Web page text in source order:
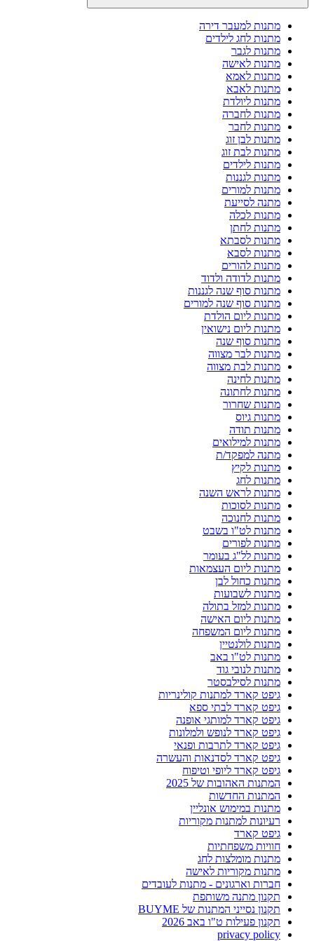
מתנות למעבר דירה
מתנות לחג לילדים
מתנות לגבר
מתנות לאישה
מתנות לאמא
מתנות לאבא
מתנות ליולדת
מתנות לחברה
מתנות לחבר
מתנות לבן זוג
מתנות לבת זוג
מתנות לילדים
מתנות לגננות
מתנות למורים
מתנה לסייעת
מתנות לכלה
מתנות לחתן
מתנות לסבתא
מתנות לסבא
מתנות להורים
מתנות לדודה ולדוד
מתנות סוף שנה לגננות
מתנות סוף שנה למורים
מתנות ליום הולדת
מתנות ליום נישואין
מתנות סוף שנה
מתנות לבר מצווה
מתנות לבת מצווה
מתנות לחינה
מתנות לחתונה
מתנות שחרור
מתנות גיוס
מתנות תודה
מתנות למילואים
מתנה למפקד/ת
מתנות לקיץ
מתנות לחג
מתנות לראש השנה
מתנות לסוכות
מתנות לחנוכה
מתנות לט"ו בשבט
מתנות לפורים
מתנות לל"ג בעומר
מתנות ליום העצמאות
מתנות כחול לבן
מתנות לשבועות
מתנות למזל בתולה
מתנות ליום האישה
מתנות ליום המשפחה
מתנות לולנטיין
מתנות לט"ו באב
מתנות לנובי גוד
מתנות לסילבסטר
גיפט קארד למתנות קולינריות
גיפט קארד לבתי ספא
גיפט קארד למותגי אופנה
גיפט קארד לנופש ולמלונות
גיפט קארד לתרבות ופנאי
גיפט קארד לסדנאות והעשרה
גיפט קארד ליופי וטיפוח
המתנות האהובות של 2025
המתנות החדשות
מתנות במימוש אונליין
רעיונות למתנות מקוריות
גיפט קארד
חוויות משפחתיות
מתנות מומלצות לחג
מתנות מקוריות לאישה
חברות וארגונים - מתנות לעובדים
תקנון מתנה משותפת
תקנון נסייני המתנות של BUYME
תקנון פעילות ט"ו באב 2026
privacy policy